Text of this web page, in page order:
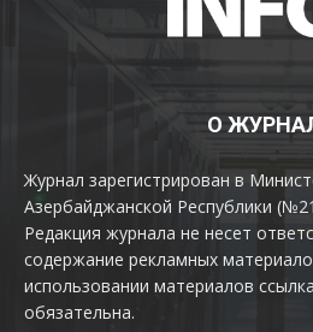
О
Журнал зарегистрирован в
Азербайджанской Республики
Редакция журнала не несет
содержание рекламных
использовании материалов
обязательна.